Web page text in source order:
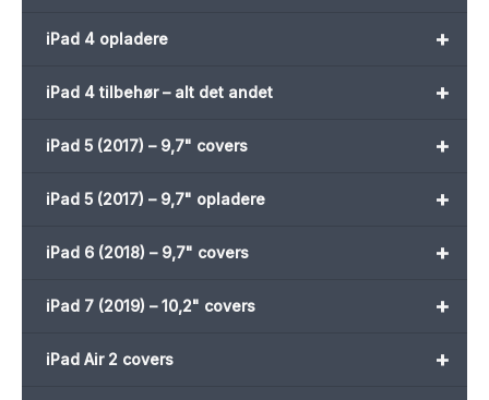
+
iPad 4 opladere
+
iPad 4 tilbehør – alt det andet
+
iPad 5 (2017) – 9,7" covers
+
iPad 5 (2017) – 9,7" opladere
+
iPad 6 (2018) – 9,7" covers
+
iPad 7 (2019) – 10,2" covers
+
iPad Air 2 covers